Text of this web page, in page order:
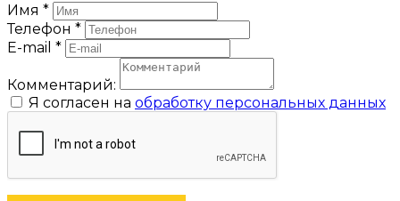
Имя *
Телефон *
E-mail *
Комментарий:
Я согласен на обработку персональных данных